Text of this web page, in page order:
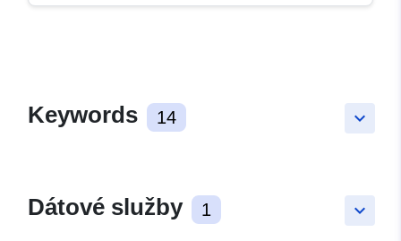
keyboard_arrow_down
Keywords 14
keyboard_arrow_down
Dátové služby 1